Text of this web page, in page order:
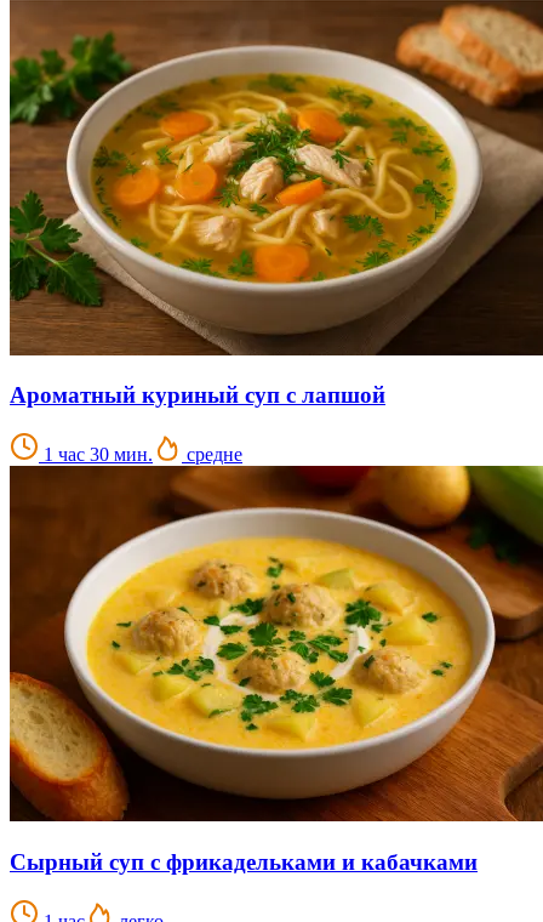
Ароматный куриный суп с лапшой
1 час 30 мин. средне
Сырный суп с фрикадельками и кабачками